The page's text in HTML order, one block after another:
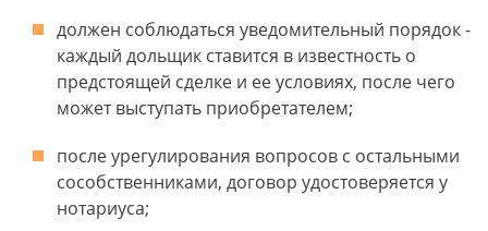
должен соблюдаться уведомительный порядок -
каждый дольщик ставится в известность о
предстоящей сделке и ее условиях, после чего
может выступать приобретателем;
после урегулирования вопросов с остальными
сособственниками, договор удостоверяется у
нотариуса;